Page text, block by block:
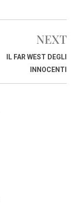
NEXT
IL FAR WEST DEGLI
INNOCENTI